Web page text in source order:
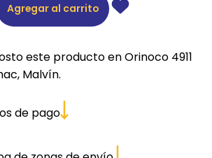
Agregar al carrito
este producto en Orinoco 4911
Malvín.
de pago